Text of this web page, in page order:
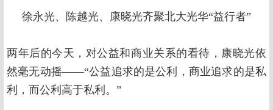
徐永光、陈越光、康晓光齐聚北大光华“益行者”
两年后的今天，对公益和商业关系的看待，康晓光依
然毫无动摇——“公益追求的是公利，商业追求的是私
利，而公利高于私利。”